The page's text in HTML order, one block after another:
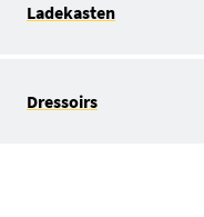
Ladekasten
Dressoirs